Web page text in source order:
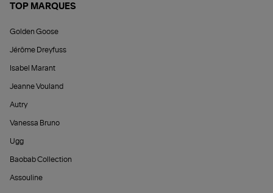
TOP MARQUES
Golden Goose
Jérôme Dreyfuss
Isabel Marant
Jeanne Vouland
Autry
Vanessa Bruno
Ugg
Baobab Collection
Assouline